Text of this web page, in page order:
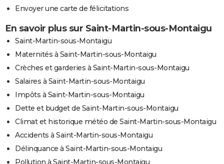
Envoyer une carte de félicitations
En savoir plus sur Saint-Martin-sous-Montaigu
Saint-Martin-sous-Montaigu
Maternités à Saint-Martin-sous-Montaigu
Crèches et garderies à Saint-Martin-sous-Montaigu
Salaires à Saint-Martin-sous-Montaigu
Impôts à Saint-Martin-sous-Montaigu
Dette et budget de Saint-Martin-sous-Montaigu
Climat et historique météo de Saint-Martin-sous-Montaigu
Accidents à Saint-Martin-sous-Montaigu
Délinquance à Saint-Martin-sous-Montaigu
Pollution à Saint-Martin-sous-Montaigu